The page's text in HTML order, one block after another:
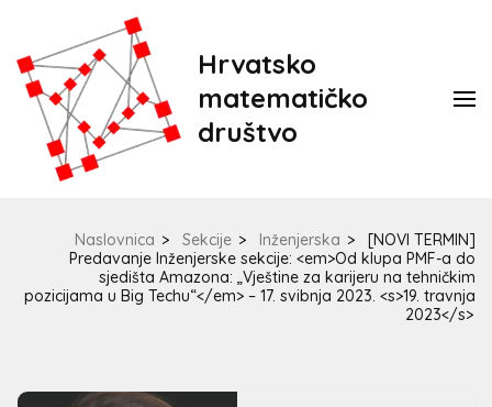
Hrvatsko
matematičko
društvo
Naslovnica > Sekcije > Inženjerska >
[NOVI TERMIN]
Predavanje Inženjerske sekcije: <em>Od klupa PMF-a do
sjedišta Amazona: „Vještine za karijeru na tehničkim
pozicijama u Big Techu“</em> – 17. svibnja 2023. <s>19. travnja
2023</s>